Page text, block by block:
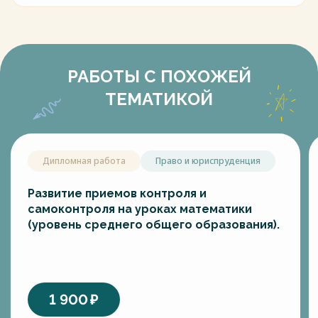
РАБОТЫ С ПОХОЖЕЙ
ТЕМАТИКОЙ
Дипломная работа Право и юриспруденция
Развитие приемов контроля и
самоконтроля на уроках математики
(уровень среднего общего образования).
1 900₽